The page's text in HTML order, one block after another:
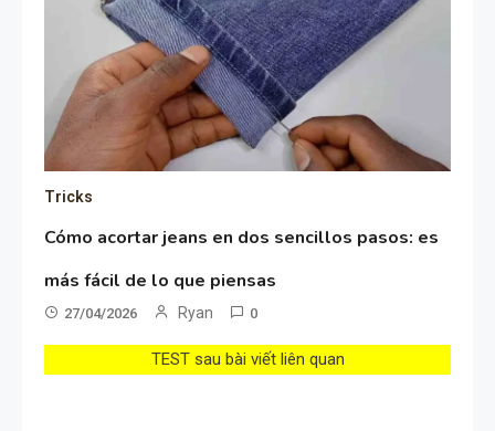
Tricks
Cómo acortar jeans en dos sencillos pasos: es
más fácil de lo que piensas
27/04/2026 Ryan 0
TEST sau bài viết liên quan